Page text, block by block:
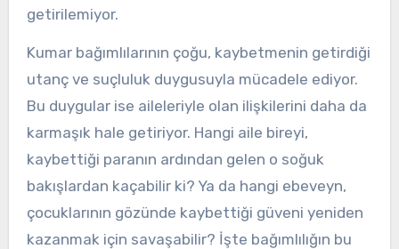
getirilemiyor.
Kumar bağımlılarının çoğu, kaybetmenin getirdiği
utanç ve suçluluk duygusuyla mücadele ediyor.
Bu duygular ise aileleriyle olan ilişkilerini daha da
karmaşık hale getiriyor. Hangi aile bireyi,
kaybettiği paranın ardından gelen o soğuk
bakışlardan kaçabilir ki? Ya da hangi ebeveyn,
çocuklarının gözünde kaybettiği güveni yeniden
kazanmak için savaşabilir? İşte bağımlılığın bu